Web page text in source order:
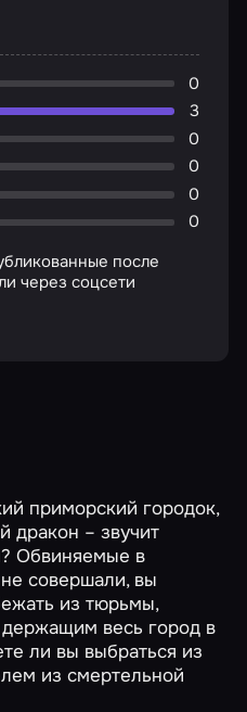
0
3
0
0
0
0
после
через соцсети
приморский городок,
дракон – звучит
Обвиняемые в
совершали, вы
из тюрьмы,
весь город в
ли вы выбраться из
из смертельной